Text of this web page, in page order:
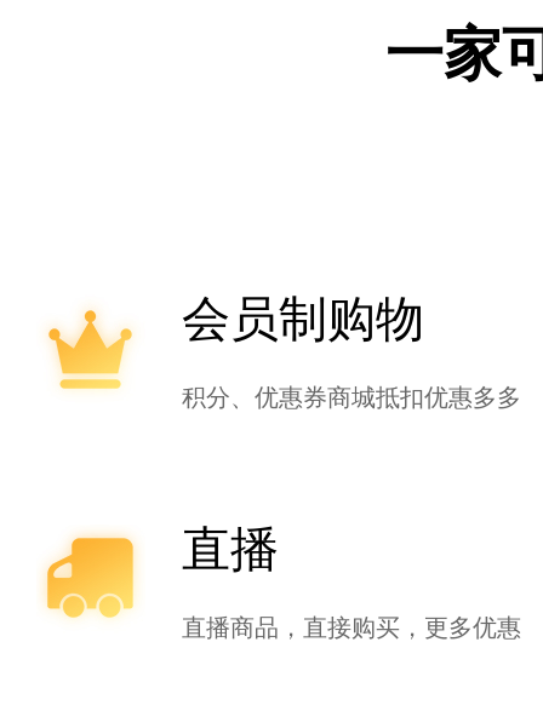
一家
会员制购物
积分、优惠券商城抵扣优惠多多
直播
直播商品，直接购买，更多优惠